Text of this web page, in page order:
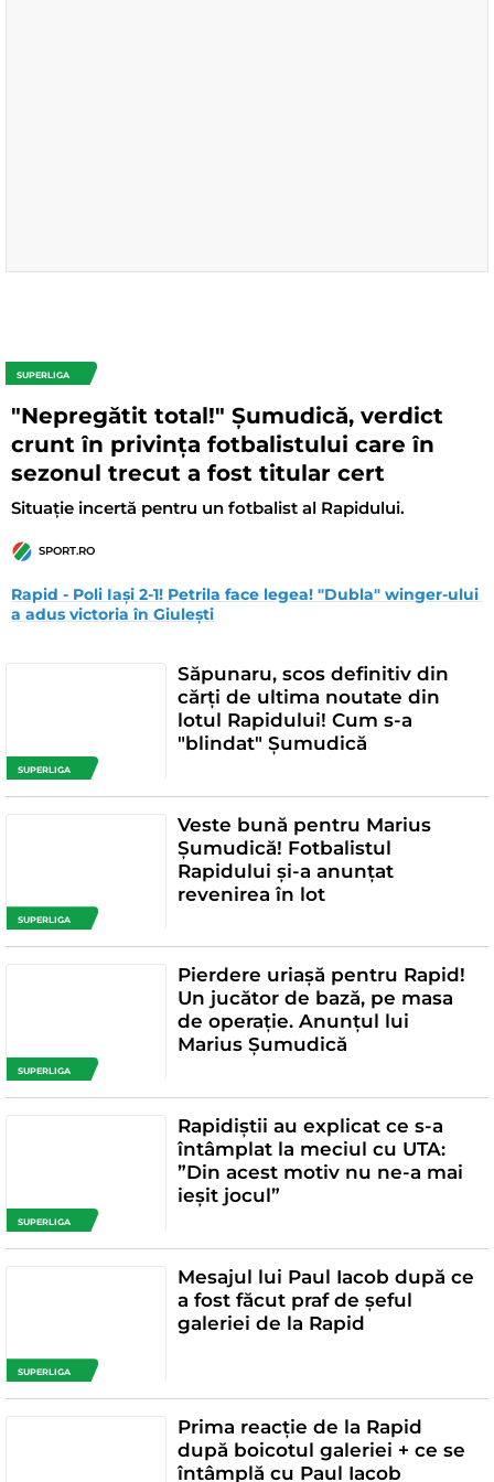
SUPERLIGA
"Nepregătit total!" Șumudică, verdict
crunt în privința fotbalistului care în
sezonul trecut a fost titular cert
Situație incertă pentru un fotbalist al Rapidului.
SPORT.RO
Rapid - Poli Iași 2-1! Petrila face legea! "Dubla" winger-ului
a adus victoria în Giulești
SUPERLIGA
Săpunaru, scos definitiv din
cărți de ultima noutate din
lotul Rapidului! Cum s-a
"blindat" Șumudică
SUPERLIGA
Veste bună pentru Marius
Șumudică! Fotbalistul
Rapidului și-a anunțat
revenirea în lot
SUPERLIGA
Pierdere uriașă pentru Rapid!
Un jucător de bază, pe masa
de operație. Anunțul lui
Marius Șumudică
SUPERLIGA
Rapidiștii au explicat ce s-a
întâmplat la meciul cu UTA:
”Din acest motiv nu ne-a mai
ieșit jocul”
SUPERLIGA
Mesajul lui Paul Iacob după ce
a fost făcut praf de șeful
galeriei de la Rapid
Prima reacție de la Rapid
după boicotul galeriei + ce se
întâmplă cu Paul Iacob